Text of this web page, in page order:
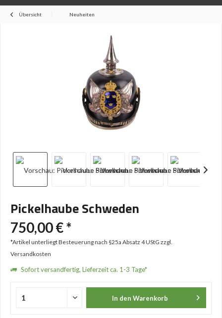
Übersicht Neuheiten
Pickelhaube Schweden
750,00 € *
*Artikel unterliegt Besteuerung nach §25a Absatz 4 UStG zzgl.
Versandkosten
Sofort versandfertig, Lieferzeit ca. 1-3 Tage*
In den Warenkorb